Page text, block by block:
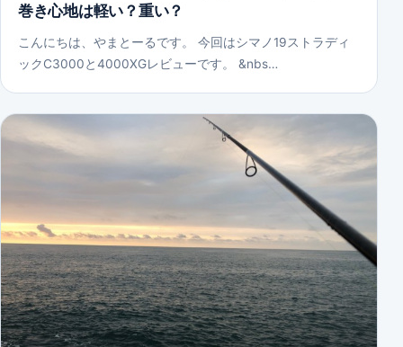
巻き心地は軽い？重い？
こんにちは、やまとーるです。 今回はシマノ19ストラディ
ックC3000と4000XGレビューです。 &nbs…